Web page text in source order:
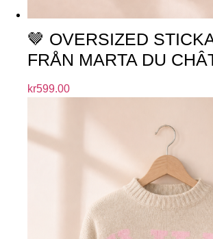
🤎 OVERSIZED
FRÅN MARTA DU
kr599.00